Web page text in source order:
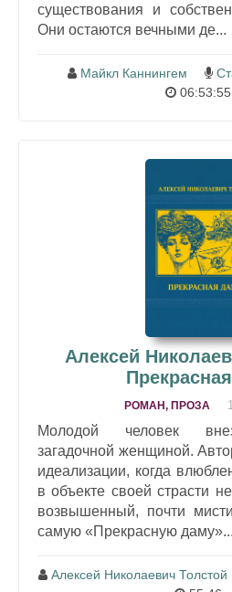
существования и
Они остаются вечными де...
Майкл Каннингем
06:53:55
Алексей
РОМАН, ПРОЗА
Молодой человек
загадочной женщиной.
идеализации, когда
в объекте своей страсти
возвышенный, почти
самую «Прекрасную
Алексей Николаевич Толстой